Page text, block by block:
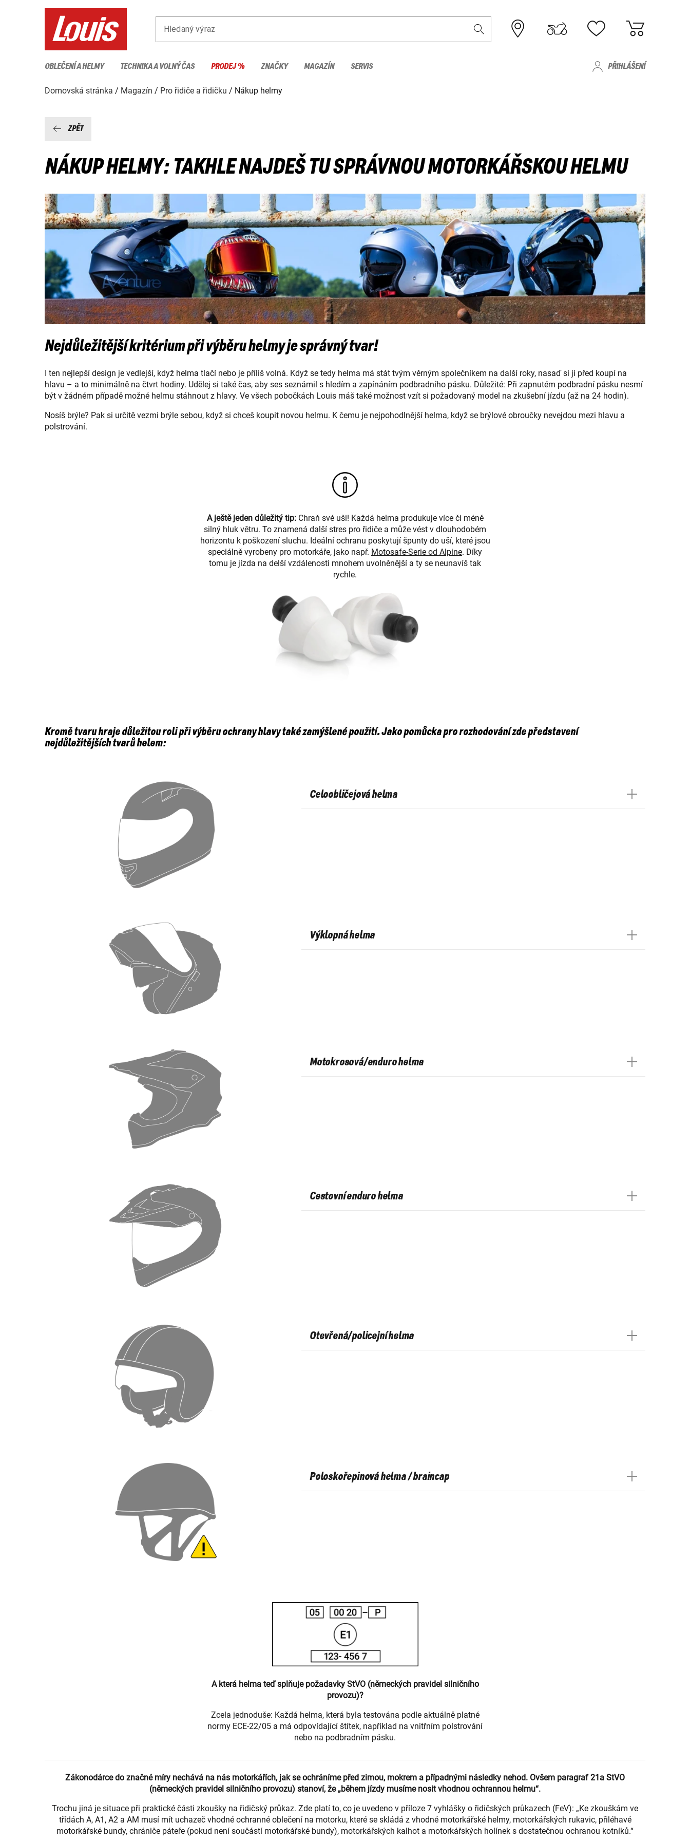
Hledaný výraz
OBLEČENÍ A HELMY TECHNIKA A VOLNÝ ČAS PRODEJ % ZNAČKY MAGAZÍN SERVIS PŘIHLÁŠENÍ
Domovská stránka Magazín Pro řidiče a řidičku Nákup helmy
ZPĚT
NÁKUP HELMY: TAKHLE NAJDEŠ TU SPRÁVNOU MOTORKÁŘSKOU HELMU
Nejdůležitější kritérium při výběru helmy je správný tvar!
I ten nejlepší design je vedlejší, když helma tlačí nebo je příliš volná. Když se tedy helma má stát tvým věrným společníkem na další roky, nasaď si ji před koupí na
hlavu – a to minimálně na čtvrt hodiny. Udělej si také čas, aby ses seznámil s hledím a zapínáním podbradního pásku. Důležité: Při zapnutém podbradní pásku nesmí
být v žádném případě možné helmu stáhnout z hlavy. Ve všech pobočkách Louis máš také možnost vzít si požadovaný model na zkušební jízdu (až na 24 hodin).
Nosíš brýle? Pak si určitě vezmi brýle sebou, když si chceš koupit novou helmu. K čemu je nejpohodlnější helma, když se brýlové obroučky nevejdou mezi hlavu a
polstrování.
A ještě jeden důležitý tip:Chraň své uši! Každá helma produkuje více či méně
silný hluk větru. To znamená další stres pro řidiče a může vést v dlouhodobém
horizontu k poškození sluchu. Ideální ochranu poskytují špunty do uší, které jsou
speciálně vyrobeny pro motorkáře, jako např. Motosafe-Serie od Alpine. Díky
tomu je jízda na delší vzdálenosti mnohem uvolněnější a ty se neunavíš tak
rychle.
Kromě tvaru hraje důležitou roli při výběru ochrany hlavy také zamýšlené použití. Jako pomůcka pro rozhodování zde představení
nejdůležitějších tvarů helem:
Celoobličejová helma
Výklopná helma
Motokrosová/enduro helma
Cestovní enduro helma
Otevřená/policejní helma
Poloskořepinová helma / braincap
A která helma teď splňuje požadavky StVO (německých pravidel silničního
provozu)?
Zcela jednoduše: Každá helma, která byla testována podle aktuálně platné
normy ECE-22/05 a má odpovídající štítek, například na vnitřním polstrování
nebo na podbradním pásku.
Zákonodárce do značné míry nechává na nás motorkářích, jak se ochráníme před zimou, mokrem a případnými následky nehod. Ovšem paragraf 21a StVO
(německých pravidel silničního provozu) stanoví, že „během jízdy musíme nosit vhodnou ochrannou helmu“.
Trochu jiná je situace při praktické části zkoušky na řidičský průkaz. Zde platí to, co je uvedeno v příloze 7 vyhlášky o řidičských průkazech (FeV): „Ke zkouškám ve
třídách A, A1, A2 a AM musí mít uchazeč vhodné ochranné oblečení na motorku, které se skládá z vhodné motorkářské helmy, motorkářských rukavic, přiléhavé
motorkářské bundy, chrániče páteře (pokud není součástí motorkářské bundy), motorkářských kalhot a motorkářských holínek s dostatečnou ochranou kotníků.“